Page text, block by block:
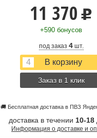
11 370 u
+590 бонусов
под заказ 4шт.
Заказ в 1 клик
🚚 Бесплатная доставка в ПВЗ
доставка в течении 10-18
Информация о доставке и